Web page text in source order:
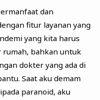
dan
fitur layanan yang
yang kita harus
rumah, bahkan untuk
dokter yang ada di
Saat aku demam
paranoid, aku